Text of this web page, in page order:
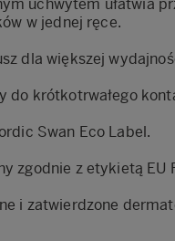
uchwytem ułatwia
w jednej ręce.
dla większej
do krótkotrwałego
Swan Eco Label.
zgodnie z etykietą EU
i zatwierdzone